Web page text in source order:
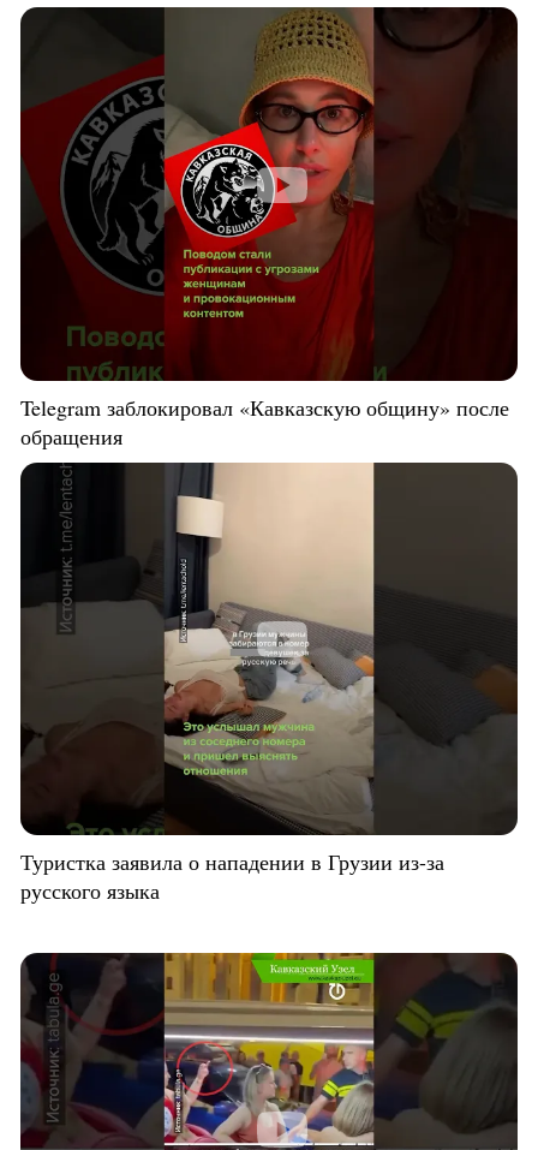
Telegram заблокировал «Кавказскую общину» после
обращения
Туристка заявила о нападении в Грузии из-за
русского языка